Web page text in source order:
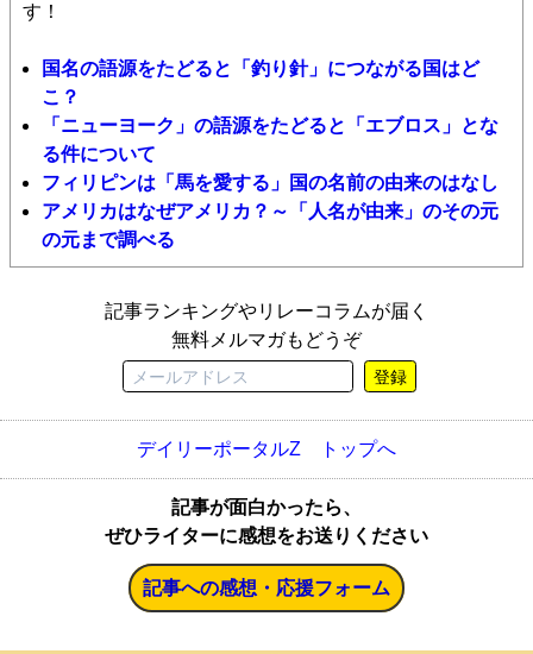
す！
国名の語源をたどると「釣り針」につながる国はど
こ？
「ニューヨーク」の語源をたどると「エブロス」とな
る件について
フィリピンは「馬を愛する」国の名前の由来のはなし
アメリカはなぜアメリカ？～「人名が由来」のその元
の元まで調べる
記事ランキングやリレーコラムが届く
無料メルマガもどうぞ
登録
デイリーポータルZ トップへ
記事が面白かったら、
ぜひライターに感想をお送りください
記事への感想・応援フォーム